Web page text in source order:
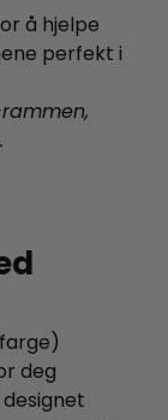
å hjelpe
perfekt i
deg